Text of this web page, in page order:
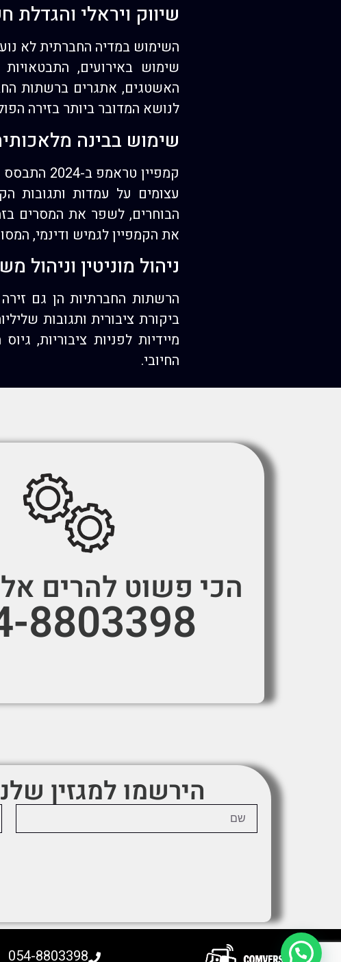
שיווק ויראלי והגדלת
השימוש במדיה החברתית לא
שימוש באירועים,
האשטגים, אתגרים ברשתות
לנושא המדובר ביותר בזירה
שימוש בבינה
קמפיין
עצומים על עמדות ותגובות
הבוחרים, לשפר את המסרים
את הקמפיין לגמיש ודינמי,
ניהול מוניטין
הרשתות החברתיות הן גם זירה
ביקורת ציבורית ותגובות
מיידיות לפניות ציבוריות,
החיובי.
הכי פשוט להרים
8803398
הירשמו למגזין
054-8803398